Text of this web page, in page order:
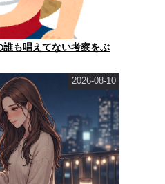
誰も唱えてない考察をぶ
2026-08-10